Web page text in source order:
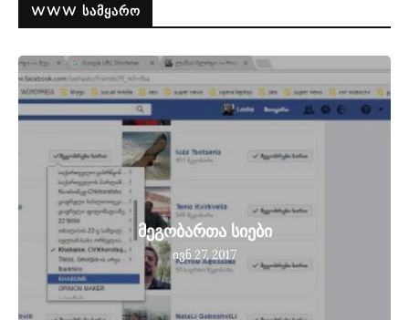
WWW ᲡᲐᲛᲧᲐᲠᲝ
მეგობართა სიები
ივნ 27, 2017